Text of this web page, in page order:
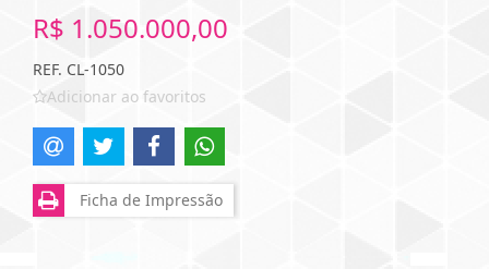
R$ 1.050.000,00
REF. CL-1050
Adicionar ao favoritos
Ficha de Impressão